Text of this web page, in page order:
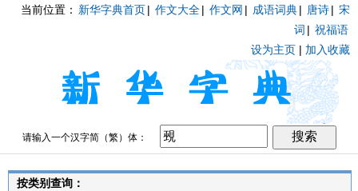
当前位置： 新华字典首页| 作文大全| 作文网 | 成语词典| 唐诗| 宋
词 | 祝福语
设为主页 | 加入收藏
请输入一个汉字简（繁）体：
按类别查询：